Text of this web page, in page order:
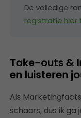
De volledige
registratie hier
Take-outs &
en luisteren
Als
schaars, dus ik